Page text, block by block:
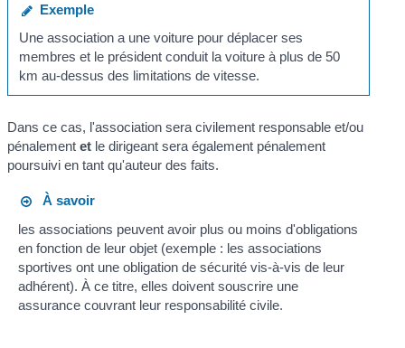
Exemple
Une association a une voiture pour déplacer ses
membres et le président conduit la voiture à plus de 50
km au-dessus des limitations de vitesse.
Dans ce cas, l'association sera civilement responsable et/ou
pénalementet le dirigeant sera également pénalement
poursuivi en tant qu'auteur des faits.
À savoir
les associations peuvent avoir plus ou moins d'obligations
en fonction de leur objet (exemple : les associations
sportives ont une obligation de sécurité vis-à-vis de leur
adhérent). À ce titre, elles doivent souscrire une
assurance couvrant leur responsabilité civile.